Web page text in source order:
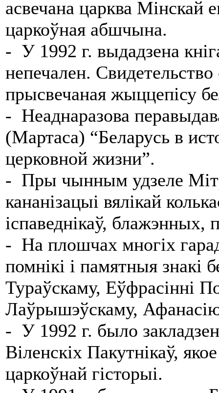
асвечана царква Мінскай
царкоўная абшчына.
- У 1992 г. выдадзена
непечален.
прысвечаная жыццепісу
- Неаднаразова
(Мартаса) “Беларусь в
церковной жизни”.
- Пры чынным удзеле
кананізацыі вялікай
іспаведнікаў, блажэнных,
- На плошчах многіх
помнікі і памятныя знакі
Тураўскаму, Еўфрасінні
Лаўрышэўскаму,
- У 1992 г. было
Віленскіх Пакутнікаў,
царкоўнай гісторыі.